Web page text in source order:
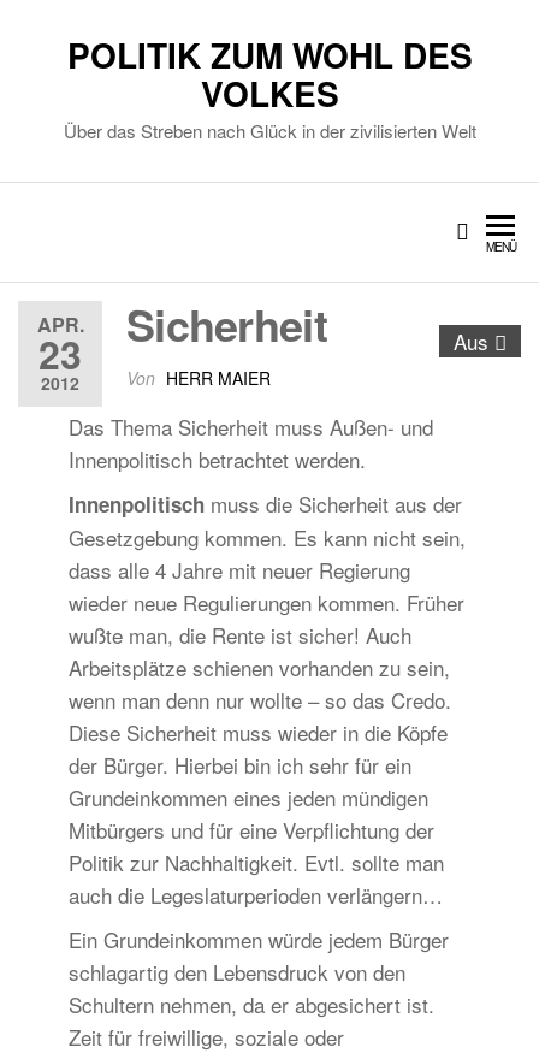
POLITIK ZUM WOHL DES
VOLKES
Über das Streben nach Glück in der zivilisierten Welt
MENÜ
APR.
23
2012
Aus
Sicherheit
Von HERR MAIER
Das Thema Sicherheit muss Außen- und
Innenpolitisch betrachtet werden.
Innenpolitischmuss die Sicherheit aus der
Gesetzgebung kommen. Es kann nicht sein,
dass alle 4 Jahre mit neuer Regierung
wieder neue Regulierungen kommen. Früher
wußte man, die Rente ist sicher! Auch
Arbeitsplätze schienen vorhanden zu sein,
wenn man denn nur wollte – so das Credo.
Diese Sicherheit muss wieder in die Köpfe
der Bürger. Hierbei bin ich sehr für ein
Grundeinkommen eines jeden mündigen
Mitbürgers und für eine Verpflichtung der
Politik zur Nachhaltigkeit. Evtl. sollte man
auch die Legeslaturperioden verlängern…
Ein Grundeinkommen würde jedem Bürger
schlagartig den Lebensdruck von den
Schultern nehmen, da er abgesichert ist.
Zeit für freiwillige, soziale oder